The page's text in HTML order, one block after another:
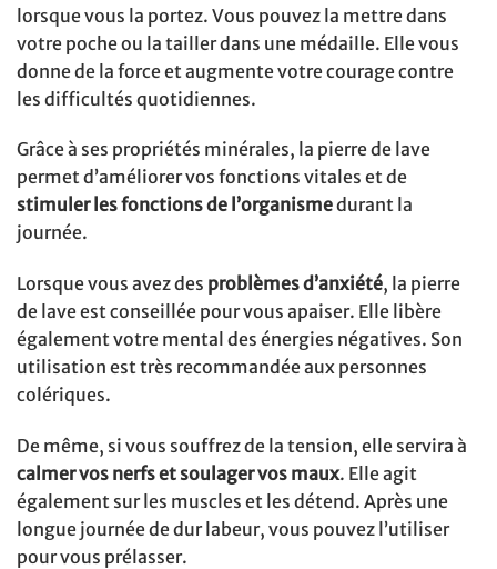
lorsque vous la portez. Vous pouvez la mettre dans
votre poche ou la tailler dans une médaille. Elle vous
donne de la force et augmente votre courage contre
les difficultés quotidiennes.
Grâce à ses propriétés minérales, la pierre de lave
permet d’améliorer vos fonctions vitales et de
stimuler les fonctions de l’organismedurant la
journée.
Lorsque vous avez des problèmes d’anxiété, la pierre
de lave est conseillée pour vous apaiser. Elle libère
également votre mental des énergies négatives. Son
utilisation est très recommandée aux personnes
colériques.
De même, si vous souffrez de la tension, elle servira à
calmer vos nerfs et soulager vos maux. Elle agit
également sur les muscles et les détend. Après une
longue journée de dur labeur, vous pouvez l’utiliser
pour vous prélasser.